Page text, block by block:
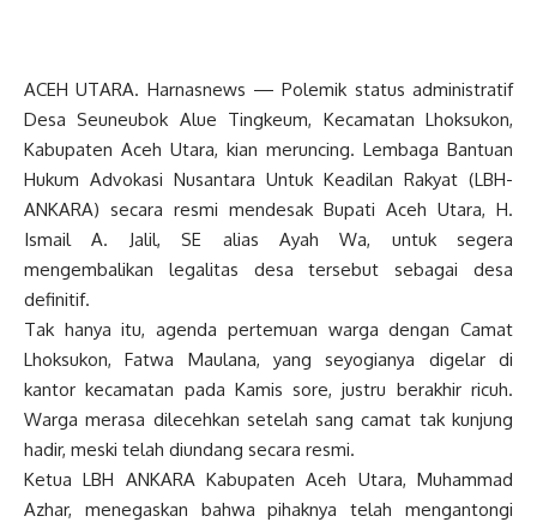
ACEH UTARA. Harnasnews — Polemik status administratif
Desa Seuneubok Alue Tingkeum, Kecamatan Lhoksukon,
Kabupaten Aceh Utara, kian meruncing. Lembaga Bantuan
Hukum Advokasi Nusantara Untuk Keadilan Rakyat (LBH-
ANKARA) secara resmi mendesak Bupati Aceh Utara, H.
Ismail A. Jalil, SE alias Ayah Wa, untuk segera
mengembalikan legalitas desa tersebut sebagai desa
definitif.
Tak hanya itu, agenda pertemuan warga dengan Camat
Lhoksukon, Fatwa Maulana, yang seyogianya digelar di
kantor kecamatan pada Kamis sore, justru berakhir ricuh.
Warga merasa dilecehkan setelah sang camat tak kunjung
hadir, meski telah diundang secara resmi.
Ketua LBH ANKARA Kabupaten Aceh Utara, Muhammad
Azhar, menegaskan bahwa pihaknya telah mengantongi